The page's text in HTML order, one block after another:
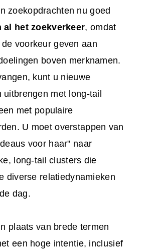
zoekopdrachten nu goed
al het zoekverkeer, omdat
voorkeur geven aan
boven merknamen.
kunt u nieuwe
uitbrengen met long-tail
met populaire
U moet overstappen van
voor haar" naar
long-tail clusters die
diverse relatiedynamieken
dag.
plaats van brede termen
een hoge intentie, inclusief